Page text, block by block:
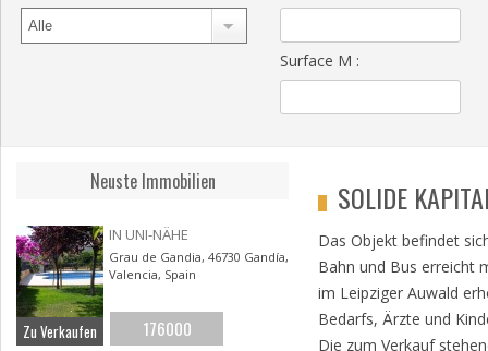
Surface M :
SOLIDE
Das Objekt befindet
Bahn und Bus erreicht
im Leipziger Auwald
Bedarfs, Ärzte und
Die zum Verkauf
Neuste Immobilien
IN UNI-NÄHE
Grau de Gandia, 46730 Gandía,
Valencia, Spain
Zu Verkaufen 176000